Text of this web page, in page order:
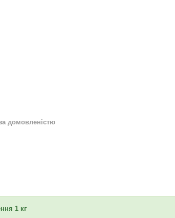
домовленістю
1 кг